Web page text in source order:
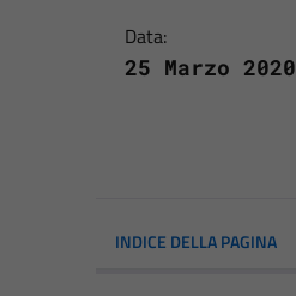
Data:
25 Marzo 2020
INDICE DELLA PAGINA